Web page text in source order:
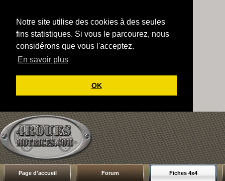
Notre site utilise des cookies à des seules
fins statistiques. Si vous le parcourez, nous
considérons que vous l'acceptez.
En savoir plus
OK
Page d'accueil Forum Fiches 4x4